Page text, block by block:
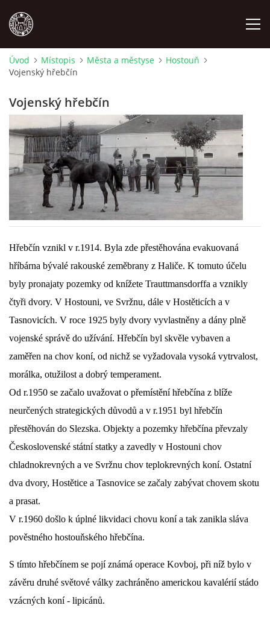
MÍSTOPIS
NÁRODOPIS
OSOBNOSTI
OSTATNÍ
ODKAZY
Kontakt:
tel. 773 916 275
info@domdej.cz
--------------------------------------------------------------
Tento projekt je realizován za finanční podpory
© 2026 eStránky.cz |Aktualizováno: 17. 7. 2026|Nahoru ↑
Úvod Místopis Města a městyse
Hostouň
Vojenský hřebčín
Vojenský hřebčín
Hřebčín vznikl v r.1914. Byla zde přestěhována evakuovaná
hříbárna bývalé rakouské zeměbrany z Haliče. K tomuto účelu
byly pronajaty pozemky od knížete Trauttmansdorffa a vznikly
čtyři dvory. V Hostouni, ve Svržnu, dále v Hostěticích a v
Tasnovicích. V roce 1925 byly dvory vyvlastněny a dány plně
vojenské správě do užívání. Hřebčín byl skvěle vybaven a
zaměřen na chov koní, od nichž se vyžadovala vysoká vytrvalost,
morálka, otužilost a dobrý temperament.
Od r.1950 se začalo uvažovat o přemístění hřebčína z blíže
neurčených strategických důvodů a v r.1951 byl hřebčín
přestěhován do Slezska. Objekty a pozemky hřebčína převzaly
Československé státní statky a zavedly v Hostouni chov
chladnokrevných a ve Svržnu chov teplokrevných koní. Ostatní
dva dvory, Hostětice a Tasnovice se začaly zabývat chovem skotu
a prasat.
V r.1960 došlo k úplné likvidaci chovu koní a tak zanikla sláva
pověstného hostouňského hřebčína.
S tímto hřebčínem se pojí známá operace Kovboj, při níž bylo v
závěru druhé světové války zachráněno americkou kavalérií stádo
vzácných koní - lipicánů.